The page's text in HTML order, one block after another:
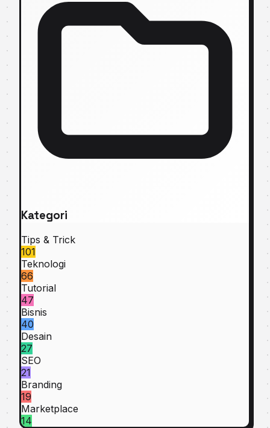
Kategori
Tips & Trick
101
Teknologi
66
Tutorial
47
Bisnis
40
Desain
27
SEO
21
Branding
19
Marketplace
14